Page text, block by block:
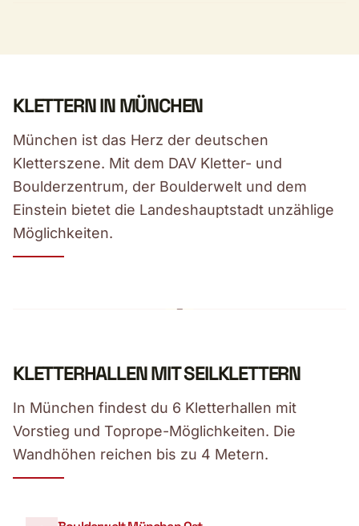
KLETTERN IN MÜNCHEN
München ist das Herz der deutschen
Kletterszene. Mit dem DAV Kletter- und
Boulderzentrum, der Boulderwelt und dem
Einstein bietet die Landeshauptstadt unzählige
Möglichkeiten.
KLETTERHALLEN MIT SEILKLETTERN
In München findest du 6 Kletterhallen mit
Vorstieg und Toprope-Möglichkeiten. Die
Wandhöhen reichen bis zu 4 Metern.